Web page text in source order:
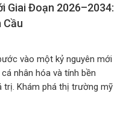
Giai Đoạn 2026–2034:
Cầu
vào một kỷ nguyên mới
nhân hóa và tính bền
trị. Khám phá thị trường mỹ